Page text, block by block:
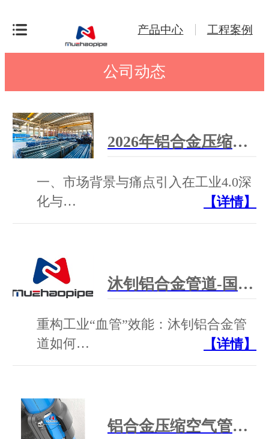
产品中心 工程案例
公司动态
2026年铝合金压缩空气管道厂家汇总 | 支持非标定制，全国上门安装
一、市场背景与痛点引入在工业4.0深
化与…
【详情】
沐钊铝合金管道-国产压缩空气铝合金管道方案提供商
重构工业“血管”效能：沐钊铝合金管
道如何…
【详情】
铝合金压缩空气管道连接方式全解析